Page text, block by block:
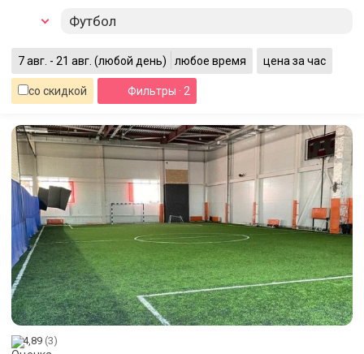
Футбол
7 авг. - 21 авг. (любой день) любое время цена за час
со скидкой Фильтры · 2
4,89 (3)